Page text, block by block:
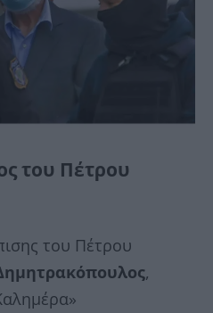
του Πέτρου
του Πέτρου
,